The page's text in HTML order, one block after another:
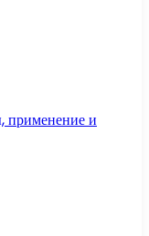
применение и